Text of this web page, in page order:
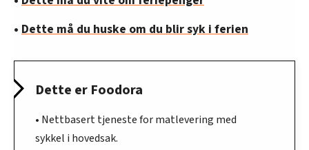
• Dette må du huske om du blir syk i ferien
Dette er Foodora
• Nettbasert tjeneste for matlevering med
sykkel i hovedsak.